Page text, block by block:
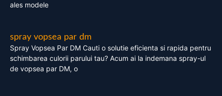
ales modele
spray vopsea par dm
Spray Vopsea Par DM Cauti o solutie eficienta si rapida pentru
schimbarea culorii parului tau? Acum ai la indemana spray-ul
de vopsea par DM, o